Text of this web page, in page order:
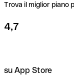
Trova il miglior piano
4,7
su App Store